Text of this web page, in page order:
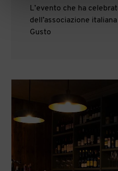
L’evento che ha
dell’associazione
Gusto